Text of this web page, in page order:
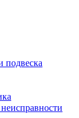
подвеска